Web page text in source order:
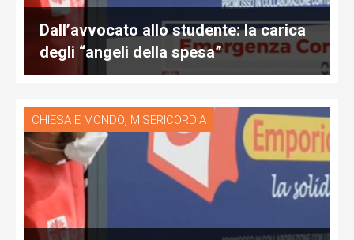
Dall’avvocato allo studente: la carica
degli “angeli della spesa”
CHIESA E MONDO, MISERICORDIA